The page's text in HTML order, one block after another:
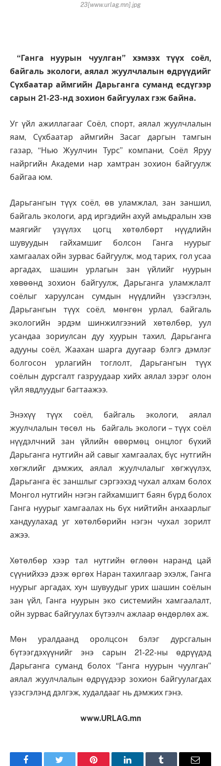
23[www.urlag.mn].jpg
“Ганга нуурын чуулган” хэмээх түүх соёл,
байгаль экологи, аялал жуулчлалын өдрүүдийг
Сүхбаатар аймгийн Дарьганга суманд есдүгээр
сарын 21-23-нд зохион байгуулах гэж байна.
Уг үйл ажиллагааг Соёл, спорт, аялал жуулчлалын
яам, Сүхбаатар аймгийн Засаг даргын тамгын
газар, “Нью Жуулчин Турс” компани, Соёл Яруу
найргийн Академи нар хамтран зохион байгуулж
байгаа юм.
Дарьгангын түүх соёл, өв уламжлал, зан заншил,
байгаль экологи, ард иргэдийн ахуй амьдралын хэв
маягийг үзүүлэх цогц хөтөлбөрт нүүдлийн
шувуудын гайхамшиг болсон Ганга нуурыг
хамгаалах ойн зурвас байгуулж, мод тарих, гол усаа
аргадах, шашин урлагын зан үйлийг нуурын
хөвөөнд зохион байгуулж, Дарьганга уламжлалт
соёлыг харуулсан сумдын нүүдлийн үзэсгэлэн,
Дарьгангын түүх соёл, мөнгөн урлал, байгаль
экологийн эрдэм шинжилгээний хөтөлбөр, уул
усандаа зориулсан дуу хуурын тахил, Дарьганга
адууны соёл, Жаахан шарга дуугаар бэлгэ дэмлэг
болгосон урлагийн тоглолт, Дарьгангын түүх
соёлын дурсгалт газруудаар хийх аялал зэрэг олон
үйл явдлуудыг багтаажээ.
Энэхүү түүх соёл, байгаль экологи, аялал
жуулчлалын төсөл нь байгаль экологи – түүх соёл
нүүдэлчний зан үйлийн өвөрмөц онцлог бүхий
Дарьганга нутгийн ай савыг хамгаалах, бүс нутгийн
хөгжлийг дэмжих, аялал жуулчлалыг хөгжүүлэх,
Дарьганга ёс заншлыг сэргээхэд чухал алхам болох
Монгол нутгийн нэгэн гайхамшигт баян бүрд болох
Ганга нуурыг хамгаалах нь бүх нийтийн анхаарлыг
хандуулахад уг хөтөлбөрийн нэгэн чухал зорилт
ажээ.
Хөтөлбөр хээр тал нутгийн өглөөн наранд цай
сүүнийхээ дээж өргөх Наран тахилгаар эхэлж, Ганга
нуурыг аргадах, хун шувуудыг урих шашин соёлын
зан үйл, Ганга нуурын эко системийн хамгаалалт,
ойн зурвас байгуулах бүтээлч ажлаар өндөрлөх аж.
Мөн уралдаанд оролцсон бэлэг дурсгалын
бүтээгдэхүүнийг энэ сарын 21-22-ны өдрүүдэд
Дарьганга суманд болох “Ганга нуурын чуулган”
аялал жуулчлалын өдрүүдээр зохион байгуулагдах
үзэсгэлэнд дэлгэж, худалдааг нь дэмжих гэнэ.
www.URLAG.mn